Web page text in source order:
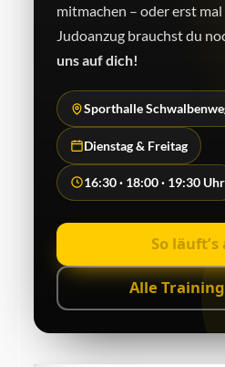
mitmachen – oder erst mal
Judo­anzug brauchst du
uns auf dich!
Sporthalle
Dienstag & Freitag
16:30 · 18:00 · 19:30 Uhr
So läuft’s
Alle